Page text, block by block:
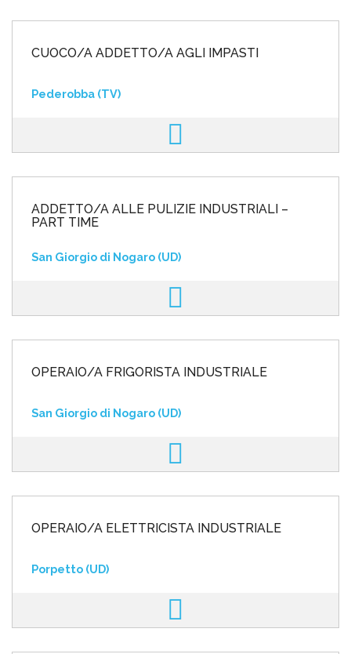
CUOCO/A ADDETTO/A AGLI IMPASTI
Pederobba (TV)
ADDETTO/A ALLE PULIZIE INDUSTRIALI –
PART TIME
San Giorgio di Nogaro (UD)
OPERAIO/A FRIGORISTA INDUSTRIALE
San Giorgio di Nogaro (UD)
OPERAIO/A ELETTRICISTA INDUSTRIALE
Porpetto (UD)